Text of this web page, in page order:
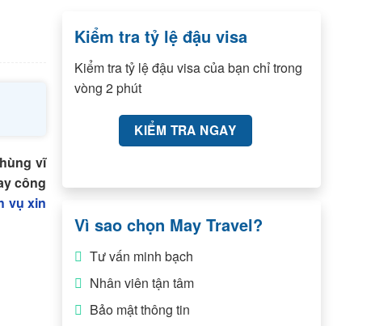
vĩ
công
vụ xin
Kiểm tra tỷ lệ đậu visa
Kiểm tra tỷ lệ đậu visa của bạn chỉ trong
vòng 2 phút
KIỂM TRA NGAY
Vì sao chọn May Travel?
Tư vấn minh bạch
Nhân viên tận tâm
Bảo mật thông tin